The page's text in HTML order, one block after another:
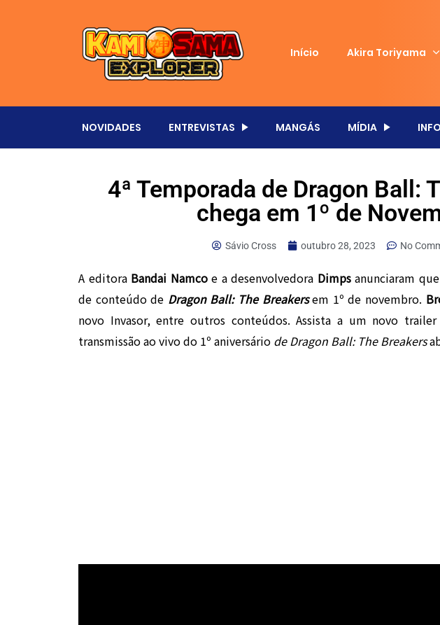
Início Akira Toriyama
NOVIDADES ENTREVISTAS MANGÁS MÍDIA
4ª Temporada de Dragon Ball:
chega em 1º de
Sávio Cross outubro 28, 2023 No
A editora Bandai Namcoe a desenvolvedora Dimpsanunciaram
de conteúdo de Dragon Ball: The Breakersem 1º de novembro.
novo Invasor, entre outros conteúdos.Assista a um novo
transmissão ao vivo do 1º aniversário de Dragon Ball: The Breakers